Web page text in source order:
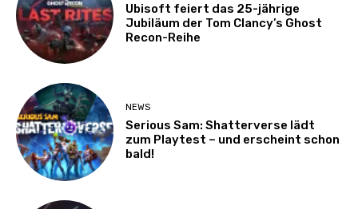
Ubisoft feiert das 25-jährige
Jubiläum der Tom Clancy’s Ghost
Recon-Reihe
NEWS
Serious Sam: Shatterverse lädt
zum Playtest – und erscheint schon
bald!